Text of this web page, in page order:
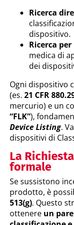
Ricerca
dispositivo.
Ricerca per
medica di
dei
Ogni dispositivo
(es. 21 CFR
mercurio) e un
“FLK”),
Device Listing.
dispositivi di
La
formale
Se sussistono
prodotto, è
513(g). Questo
ottenere un